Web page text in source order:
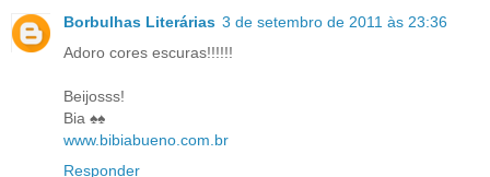
Borbulhas Literárias 3 de setembro de 2011 às 23:36
Adoro cores escuras!!!!!!
Beijosss!
Bia ♠♠
www.bibiabueno.com.br
Responder